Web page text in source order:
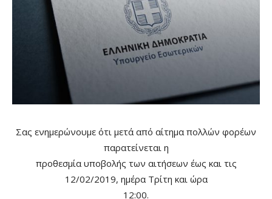
Σας ενημερώνουμε ότι μετά από αίτημα πολλών φορέων
παρατείνεται η
προθεσμία υποβολής των αιτήσεων έως και τις
12/02/2019, ημέρα Τρίτη και ώρα
12:00.